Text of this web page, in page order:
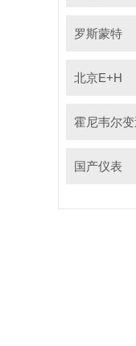
罗斯蒙特
北京E+H
霍尼韦尔
国产仪表